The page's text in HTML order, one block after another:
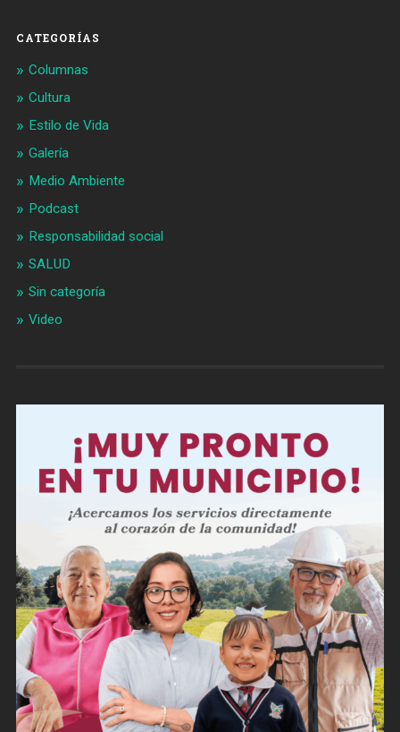
CATEGORÍAS
Columnas
Cultura
Estilo de Vida
Galería
Medio Ambiente
Podcast
Responsabilidad social
SALUD
Sin categoría
Video